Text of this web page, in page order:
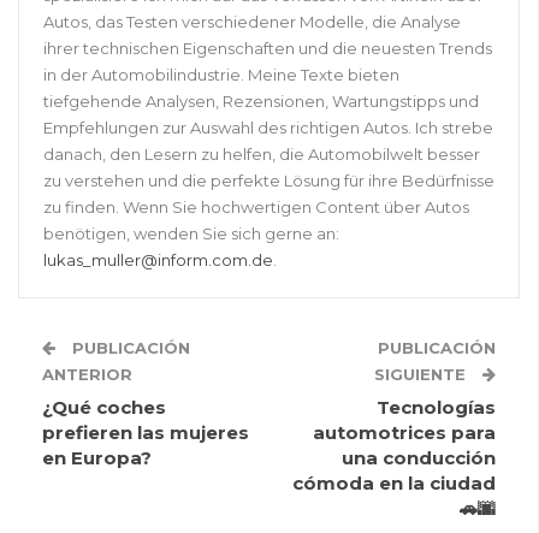
Autos, das Testen verschiedener Modelle, die Analyse
ihrer technischen Eigenschaften und die neuesten Trends
in der Automobilindustrie. Meine Texte bieten
tiefgehende Analysen, Rezensionen, Wartungstipps und
Empfehlungen zur Auswahl des richtigen Autos. Ich strebe
danach, den Lesern zu helfen, die Automobilwelt besser
zu verstehen und die perfekte Lösung für ihre Bedürfnisse
zu finden. Wenn Sie hochwertigen Content über Autos
benötigen, wenden Sie sich gerne an:
lukas_muller@inform.com.de.
PUBLICACIÓN
ANTERIOR
¿Qué coches
prefieren las mujeres
en Europa?
PUBLICACIÓN
SIGUIENTE
Tecnologías
automotrices para
una conducción
cómoda en la ciudad
🚗🌆